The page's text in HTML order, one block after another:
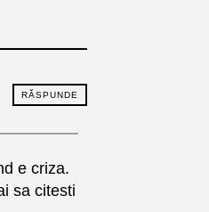
RĂSPUNDE
e criza.
sa citesti